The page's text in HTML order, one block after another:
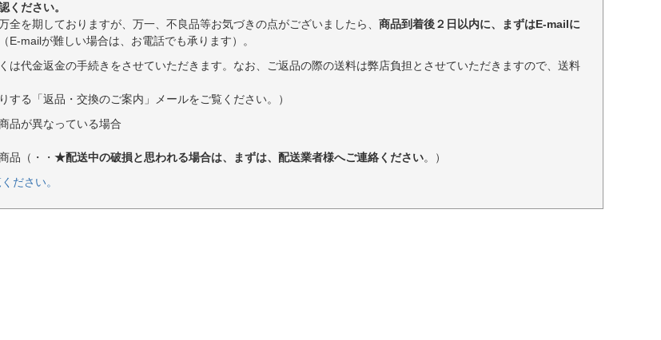
ください。
全を期しておりますが、万一、不良品等お気づきの点がございましたら、 商品到着後２日以内に、まずはE-mailに
（E-mailが難しい場合は、お電話でも承ります）。
は代金返金の手続きをさせていただきます。なお、ご返品の際の送料は弊店負担とさせていただきますので、送料
する「返品・交換のご案内」メールをご覧ください。）
品が異なっている場合
品（・・ ★配送中の破損と思われる場合は、まずは、配送業者様へご連絡ください。）
ださい。